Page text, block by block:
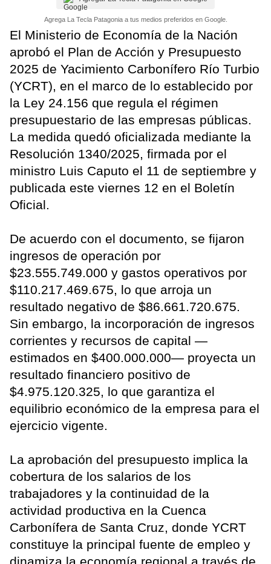
Agrega La Tecla Patagonia a tus medios preferidos en Google.
El Ministerio de Economía de la Nación
aprobó el Plan de Acción y Presupuesto
2025 de Yacimiento Carbonífero Río Turbio
(YCRT), en el marco de lo establecido por
la Ley 24.156 que regula el régimen
presupuestario de las empresas públicas.
La medida quedó oficializada mediante la
Resolución 1340/2025, firmada por el
ministro Luis Caputo el 11 de septiembre y
publicada este viernes 12 en el Boletín
Oficial.
De acuerdo con el documento, se fijaron
ingresos de operación por
$23.555.749.000 y gastos operativos por
$110.217.469.675, lo que arroja un
resultado negativo de $86.661.720.675.
Sin embargo, la incorporación de ingresos
corrientes y recursos de capital —
estimados en $400.000.000— proyecta un
resultado financiero positivo de
$4.975.120.325, lo que garantiza el
equilibrio económico de la empresa para el
ejercicio vigente.
La aprobación del presupuesto implica la
cobertura de los salarios de los
trabajadores y la continuidad de la
actividad productiva en la Cuenca
Carbonífera de Santa Cruz, donde YCRT
constituye la principal fuente de empleo y
dinamiza la economía regional a través de